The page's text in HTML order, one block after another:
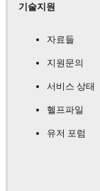
기술지원
자료들
지원문의
서비스 상태
헬프파일
유저 포럼